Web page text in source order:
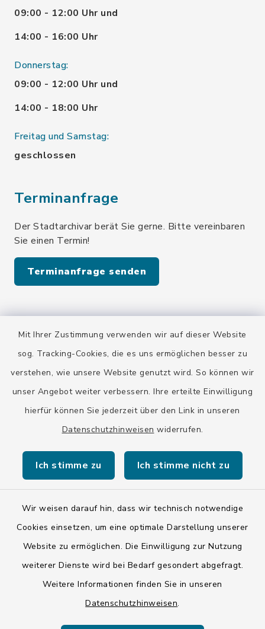
Mit Ihrer Zustimmung verwenden wir auf dieser Website
sog. Tracking-Cookies, die es uns ermöglichen besser zu
verstehen, wie unsere Website genutzt wird. So können wir
unser Angebot weiter verbessern. Ihre erteilte Einwilligung
hierfür können Sie jederzeit über den Link in unseren
Datenschutzhinweisen widerrufen.
Ich stimme zu Ich stimme nicht zu
Wir weisen darauf hin, dass wir technisch notwendige
Cookies einsetzen, um eine optimale Darstellung unserer
Website zu ermöglichen. Die Einwilligung zur Nutzung
weiterer Dienste wird bei Bedarf gesondert abgefragt.
Weitere Informationen finden Sie in unseren
Datenschutzhinweisen.
09:00 - 12:00 Uhr und
14:00 - 16:00 Uhr
Donnerstag:
09:00 - 12:00 Uhr und
14:00 - 18:00 Uhr
Freitag und Samstag:
geschlossen
Terminanfrage
Der Stadtarchivar berät Sie gerne. Bitte vereinbaren
Sie einen Termin!
Terminanfrage senden
Quicklinks
Stadt Wolfratshausen
Kontakt
Barrierefreiheit
Impressum
ISIS 12
Sitemap
Cookie-Einstellungen